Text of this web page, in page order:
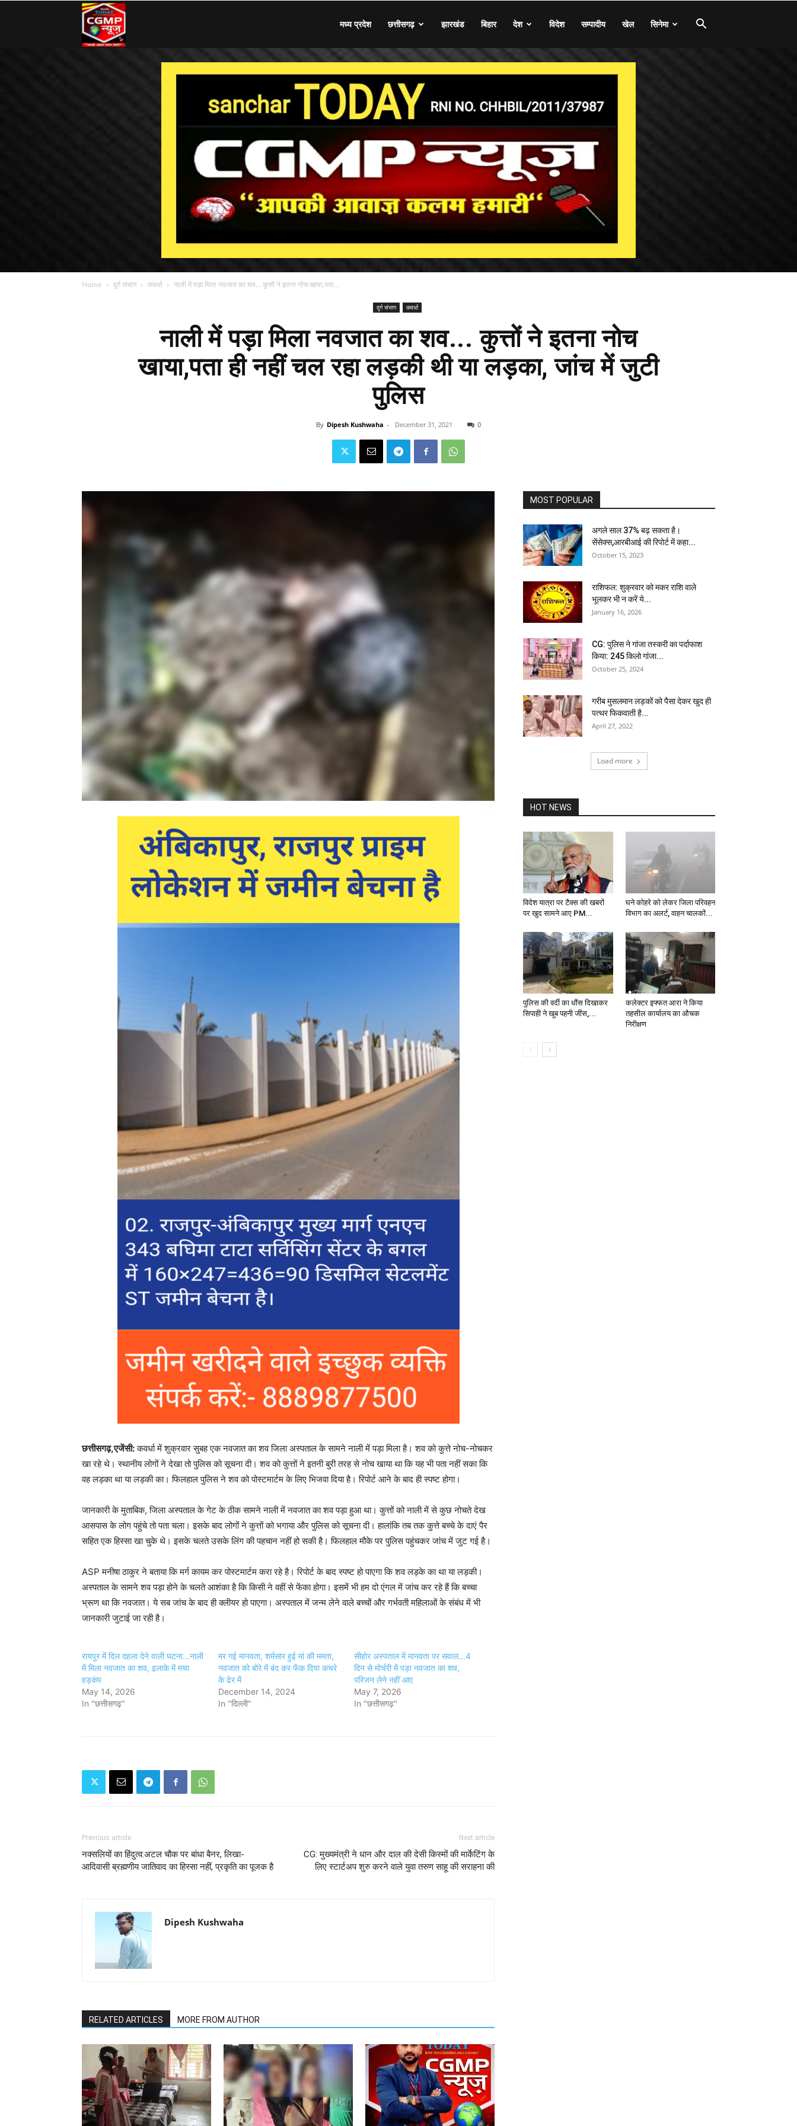
मध्य प्रदेश छत्तीसगढ़ झारखंड बिहार देश विदेश सम्पादीय खेल सिनेमा
Home दुर्ग संभाग कवर्धा नाली में पड़ा मिला नवजात का शव... कुत्तों ने इतना नोच खाया,पता...
दुर्ग संभाग कवर्धा
नाली में पड़ा मिला नवजात का शव... कुत्तों ने इतना नोच
खाया,पता ही नहीं चल रहा लड़की थी या लड़का, जांच में जुटी
पुलिस
By Dipesh Kushwaha - December 31, 2021 0
छत्तीसगढ़,एजेंसी:कवर्धा में शुक्रवार सुबह एक नवजात का शव जिला अस्पताल के सामने नाली में पड़ा मिला है। शव को कुत्ते नोच-नोचकर
खा रहे थे। स्थानीय लोगों ने देखा तो पुलिस को सूचना दी। शव को कुत्तों ने इतनी बुरी तरह से नोच खाया था कि यह भी पता नहीं सका कि
वह लड़का था या लड़की का। फिलहाल पुलिस ने शव को पोस्टमार्टम के लिए भिजवा दिया है। रिपोर्ट आने के बाद ही स्पष्ट होगा।
जानकारी के मुताबिक, जिला अस्पताल के गेट के ठीक सामने नाली में नवजात का शव पड़ा हुआ था। कुत्तों को नाली में से कुछ नोचते देख
आसपास के लोग पहुंचे तो पता चला। इसके बाद लोगों ने कुत्तों को भगाया और पुलिस को सूचना दी। हालांकि तब तक कुत्ते बच्चे के दाएं पैर
सहित एक हिस्सा खा चुके थे। इसके चलते उसके लिंग की पहचान नहीं हो सकी है। फिलहाल मौके पर पुलिस पहुंचकर जांच में जुट गई है।
ASP मनीषा ठाकुर ने बताया कि मर्ग कायम कर पोस्टमार्टम करा रहे है। रिपोर्ट के बाद स्पष्ट हो पाएगा कि शव लड़के का था या लड़की।
अस्पताल के सामने शव पड़ा होने के चलते आशंका है कि किसी ने वहीं से फेंका होगा। इसमें भी हम दो एंगल में जांच कर रहे हैं कि बच्चा
भ्रूण था कि नवजात। ये सब जांच के बाद ही क्लीयर हो पाएगा। अस्पताल में जन्म लेने वाले बच्चों और गर्भवती महिलाओं के संबंध में भी
जानकारी जुटाई जा रही है।
रायपुर में दिल दहला देने वाली घटना...नाली
में मिला नवजात का शव, इलाके में मचा
हड़कंप
May 14, 2026
In "छत्तीसगढ़"
मर गई मानवता, शर्मसार हुई मां की ममता,
नवजात को बोरे में बंद कर फेंक दिया कचरे
के ढेर में
December 14, 2024
In "दिल्ली"
सीहोर अस्पताल में मानवता पर सवाल...4
दिन से मोर्चरी में पड़ा नवजात का शव,
परिजन लेने नहीं आए
May 7, 2026
In "छत्तीसगढ़"
Previous article
नक्सलियों का हिंदुत्व:अटल चौक पर बांधा बैनर, लिखा-
आदिवासी ब्रह्मणीय जातिवाद का हिस्सा नहीं, प्रकृति का पूजक है
Next article
CG: मुख्यमंत्री ने धान और दाल की देसी किस्मों की मार्केटिंग के
लिए स्टार्टअप शुरु करने वाले युवा तरुण साहू की सराहना की
Dipesh Kushwaha
RELATED ARTICLES MORE FROM AUTHOR
MOST POPULAR
अगले साल 37% बढ़ सकता है।
सेंसेक्स,आरबीआई की रिपोर्ट में कहा...
October 15, 2023
राशिफल: शुक्रवार को मकर राशि वाले
भूलकर भी न करें ये...
January 16, 2026
CG: पुलिस ने गांजा तस्करी का पर्दाफाश
किया: 245 किलो गांजा...
October 25, 2024
गरीब मुसलमान लड़कों को पैसा देकर खुद ही
पत्थर फिकवाती है...
April 27, 2022
Load more
HOT NEWS
विदेश यात्रा पर टैक्स की खबरों
पर खुद सामने आए PM...
घने कोहरे को लेकर जिला परिवहन
विभाग का अलर्ट, वाहन चालकों...
पुलिस की वर्दी का धौंस दिखाकर
सिपाही ने खूब पहनी जींस,...
कलेक्टर इफ्फत आरा ने किया
तहसील कार्यालय का औचक
निरीक्षण